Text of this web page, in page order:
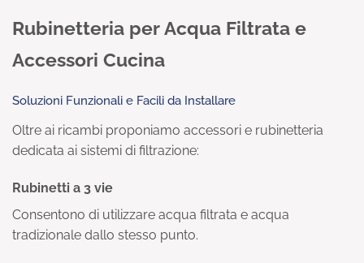
Rubinetteria per Acqua Filtrata e
Accessori Cucina
Soluzioni Funzionali e Facili da Installare
Oltre ai ricambi proponiamo accessori e rubinetteria
dedicata ai sistemi di filtrazione:
Rubinetti a 3 vie
Consentono di utilizzare acqua filtrata e acqua
tradizionale dallo stesso punto.